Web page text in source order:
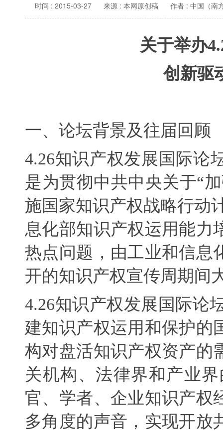
时间 : 2015-03-27 来源 : 本网原创稿 作者 : 中国（南
关于举办
创新驱
一、论坛背景及往届回顾
4.26知识产权发展国际论
是为贯彻中共中央关于“
施国家知识产权战略行动
息化部知识产权运用能力
热点问题，由工业和信息
开的知识产权宣传周期间
4.26知识产权发展国际论
建知识产权运用和保护的
构对盘活知识产权资产的
关机构、法律界和产业
官、学者、企业知识产权
多角度的声音，实现开放